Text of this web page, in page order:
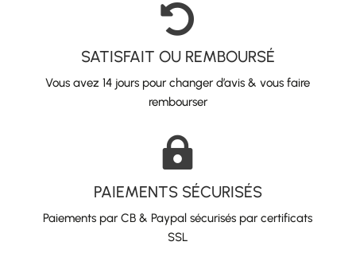

SATISFAIT OU REMBOURSÉ
Vous avez 14 jours pour changer d’avis & vous faire
rembourser

PAIEMENTS SÉCURISÉS
Paiements par CB & Paypal sécurisés par certificats
SSL